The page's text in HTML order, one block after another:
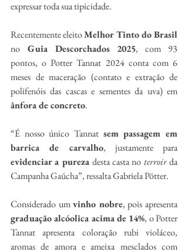
expressar toda sua tipicidade.
Recentemente eleito
no Guia Descorchados 2025, com 93
pontos, o Potter Tannat 2024 conta com 6
meses de maceração (contato e extração de
ânfora de concreto.
“É nosso único Tannat sem passagem em
barrica de carvalho
, justamente para
evidenciar a pureza desta casta no terroir da
Campanha Gaúcha”, ressalta Gabriela Pötter.
Considerado um vinho nobre
, pois apresenta
graduação alcóolica acima de 14%, o Potter
Tannat apresenta coloração rubi violáceo,
aromas de amora e ameixa mesclados com